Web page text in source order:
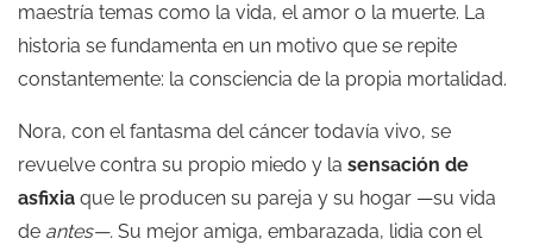
maestría temas como la vida, el amor o la muerte. La
historia se fundamenta en un motivo que se repite
constantemente: la consciencia de la propia mortalidad.
Nora, con el fantasma del cáncer todavía vivo, se
revuelve contra su propio miedo y la sensación de
asfixia que le producen su pareja y su hogar —su vida
de antes—. Su mejor amiga, embarazada, lidia con el